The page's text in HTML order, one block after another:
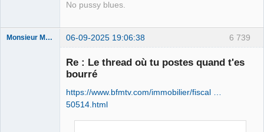
No pussy blues.
6 739
Monsieur Maurice 06-09-2025 19:06:38
Re : Le thread où tu postes quand t'es
bourré
https://www.bfmtv.com/immobilier/fiscal …
50514.html